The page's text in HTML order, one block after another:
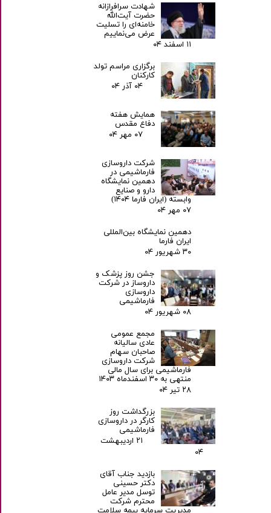
شهادت سرافرازانه
حضرت آیت‌الله
خامنه‌ای را تسلیت
عرض می‌نماییم
۱۱ اسفند ۰۴
برگزاری مراسم تولد
کارکنان
۰۴ آذر ۰۴
همایش هفته
دفاع مقدس
۰۷ مهر ۰۴
شرکت داروسازی
فارماشیمی در
دهمین نمایشگاه
دارو و صنایع
وابسته (ایران فارما ۱۴۰۴)
۰۷ مهر ۰۴
دهمین نمایشگاه بین‌المللی
ایران فارما
۳۰ شهریور ۰۴
جشن روز پزشک و
داروساز در شرکت
داروسازی
فارماشیمی
۰۸ شهریور ۰۴
مجمع عمومی
عادی سالیانه
صاحبان سهام
شرکت داروسازی
فارماشیمی برای سال مالی
منتهی به ۳۰ اسفندماه ۱۴۰۳
۲۸ تیر ۰۴
بزرگداشت روز
کارگر در داروسازی
فارماشیمی
۲۱ اردیبهشت
۰۴
بازدید جناب آقای
دکتر حسینی
توسل مدیر عامل
محترم شرکت
مدیریت سرمایه بیمه سلامت